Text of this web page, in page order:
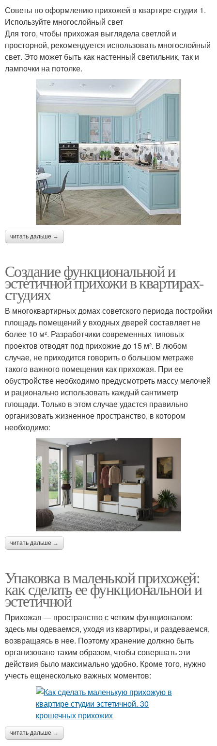
Советы по оформлению прихожей в квартире-студии 1.
Используйте многослойный свет
Для того, чтобы прихожая выглядела светлой и
просторной, рекомендуется использовать многослойный
свет. Это может быть как настенный светильник, так и
лампочки на потолке.
читать дальше →
Создание функциональной и
эстетичной прихожи в квартирах-
студиях
В многоквартирных домах советского периода постройки
площадь помещений у входных дверей составляет не
более 10 м². Разработчики современных типовых
проектов отводят под прихожие до 15 м². В любом
случае, не приходится говорить о большом метраже
такого важного помещения как прихожая. При ее
обустройстве необходимо предусмотреть массу мелочей
и рационально использовать каждый сантиметр
площади. Только в этом случае удастся правильно
организовать жизненное пространство, в котором
необходимо:
читать дальше →
Упаковка в маленькой прихожей:
как сделать ее функциональной и
эстетичной
Прихожая — пространство с четким функционалом:
здесь мы одеваемся, уходя из квартиры, и раздеваемся,
возвращаясь в нее. Поэтому хранение должно быть
организовано таким образом, чтобы совершать эти
действия было максимально удобно. Кроме того, нужно
учесть ещенесколько важных моментов:
читать дальше →